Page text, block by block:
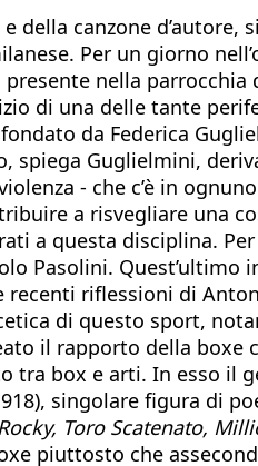
della canzone d’autore,
Per un giorno
nella parrocchia
di una delle tante
da Federica
spiega Guglielmini,
- che c’è in
a risvegliare una
a questa disciplina.
Pasolini. Quest’ultimo
riflessioni di
di questo sport,
il rapporto della boxe
tra box e arti. In esso il
singolare figura di
Toro Scatenato,
piuttosto che